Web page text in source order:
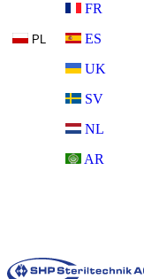
PL
FR
ES
UK
SV
NL
AR